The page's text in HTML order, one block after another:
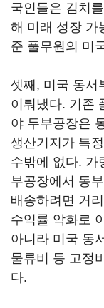
국인들은 김치
해 미래 성장 가
준 풀무원의 미
셋째, 미국 동서
이뤄냈다. 기존
야 두부공장은
생산기지가 특
수밖에 없다. 가
부공장에서 동
배송하려면 거
수익률 악화로
아니라 미국 동
물류비 등 고정
다.